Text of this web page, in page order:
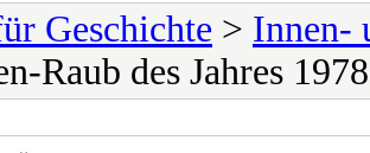
Geschichte > Innen-
Raub des Jahres 1978